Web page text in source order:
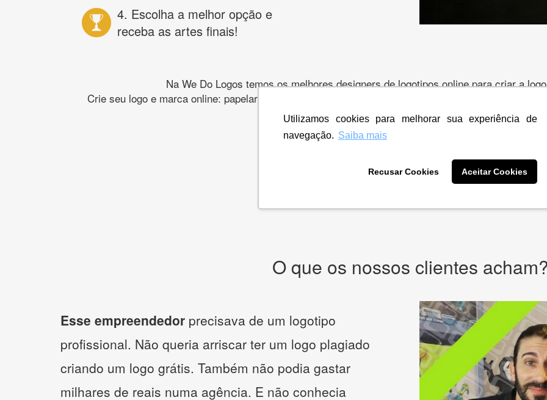
Utilizamos cookies para melhorar sua experiência de
navegação. Saiba mais
Recusar Cookies Aceitar Cookies
4. Escolha a melhor opção e
receba as artes finais!
Na We Do Logos temos os melhores designers de logotipos online para criar a
Crie seu logo e marca online: papelaria, banner, cartão de visita, folder, flyer, website e muito
CRIE SUA MARCA
O que os nossos clientes
Esse empreendedor precisava de um logotipo
profissional. Não queria arriscar ter um logo plagiado
criando um logo grátis. Também não podia gastar
milhares de reais numa agência. E não conhecia